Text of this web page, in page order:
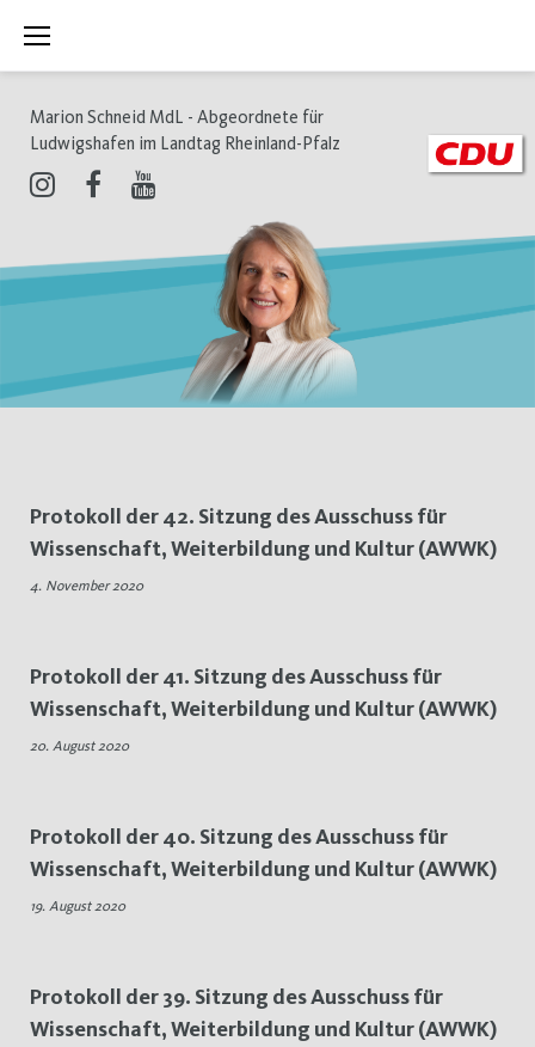
Inhalt
Marion Schneid MdL - Abgeordnete für
Ludwigshafen im Landtag Rheinland-Pfalz
Schlagwort:
AWWK
Protokoll der 42. Sitzung des Ausschuss für
Wissenschaft, Weiterbildung und Kultur (AWWK)
4. November 2020
Protokoll der 41. Sitzung des Ausschuss für
Wissenschaft, Weiterbildung und Kultur (AWWK)
20. August 2020
Protokoll der 40. Sitzung des Ausschuss für
Wissenschaft, Weiterbildung und Kultur (AWWK)
19. August 2020
Protokoll der 39. Sitzung des Ausschuss für
Wissenschaft, Weiterbildung und Kultur (AWWK)